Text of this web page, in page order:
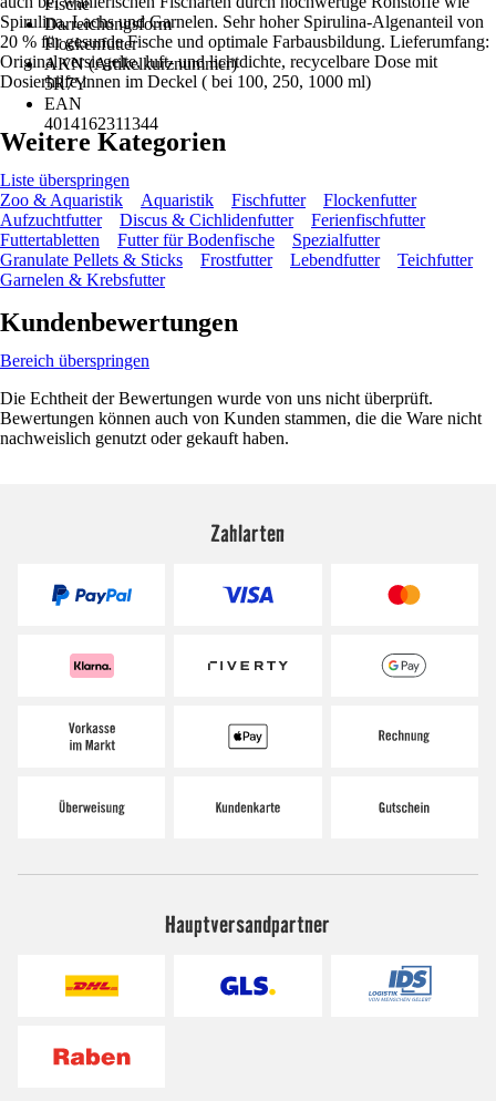
Fische
Darreichungsform
Flockenfutter
AKN (Artikelkurznummer)
5R7Y
EAN
4014162311344
Spirulina, Lachs und Garnelen. Sehr hoher Spirulina-Algenanteil von
20 % für gesunde Fische und optimale Farbausbildung. Lieferumfang:
Original versiegelte, luft- und lichtdichte, recycelbare Dose mit
Dosierhilfe innen im Deckel ( bei 100, 250, 1000 ml)
Weitere Kategorien
Liste überspringen
Zoo & Aquaristik
Aquaristik Fischfutter
Flockenfutter
Aufzuchtfutter
Discus & Cichlidenfutter
Ferienfischfutter
Futtertabletten
Futter für Bodenfische
Spezialfutter
Granulate Pellets & Sticks
Frostfutter Lebendfutter
Teichfutter
Garnelen & Krebsfutter
Kundenbewertungen
Bereich überspringen
Die Echtheit der Bewertungen wurde von uns nicht überprüft.
Bewertungen können auch von Kunden stammen, die die Ware nicht
nachweislich genutzt oder gekauft haben.
Zahlarten
Hauptversandpartner